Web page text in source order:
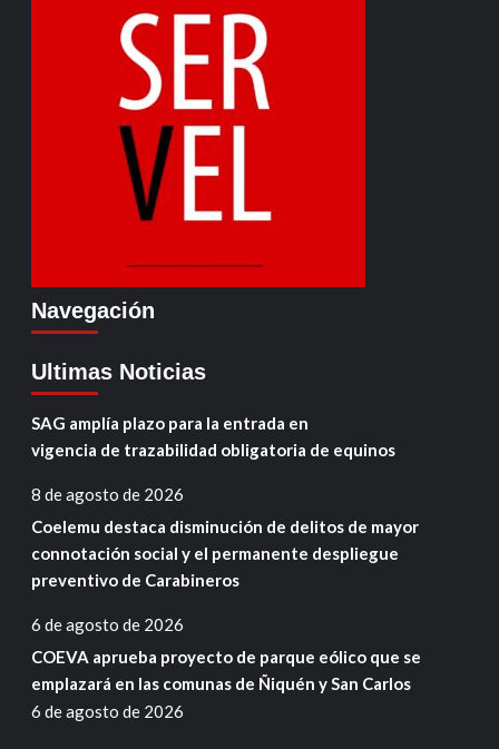
Navegación
Ultimas Noticias
SAG amplía plazo para la entrada en
vigencia de trazabilidad obligatoria de equinos
8 de agosto de 2026
Coelemu destaca disminución de delitos de mayor
connotación social y el permanente despliegue
preventivo de Carabineros
6 de agosto de 2026
COEVA aprueba proyecto de parque eólico que se
emplazará en las comunas de Ñiquén y San Carlos
6 de agosto de 2026